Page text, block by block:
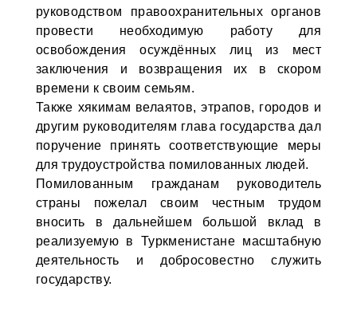
руководством правоохранительных органов
провести необходимую работу для
освобождения осуждённых лиц из мест
заключения и возвращения их в скором
времени к своим семьям.
Также хякимам велаятов, этрапов, городов и
другим руководителям глава государства дал
поручение принять соответствующие меры
для трудоустройства помилованных людей.
Помилованным гражданам руководитель
страны пожелал своим честным трудом
вносить в дальнейшем большой вклад в
реализуемую в Туркменистане масштабную
деятельность и добросовестно служить
государству.